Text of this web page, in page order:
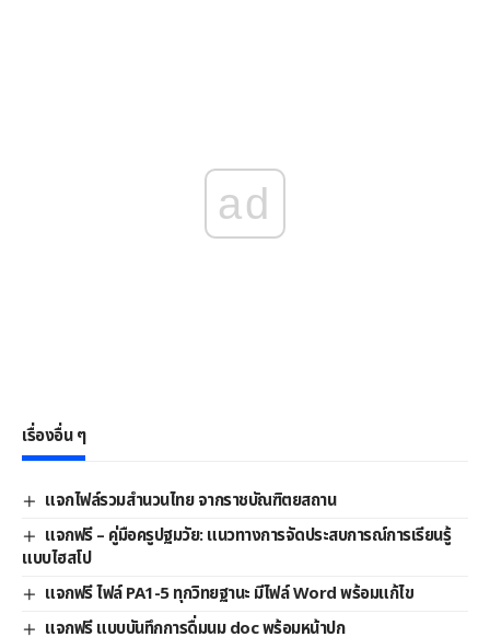
ad
เรื่องอื่น ๆ
แจกไฟล์รวมสำนวนไทย จากราชบัณฑิตยสถาน
แจกฟรี – คู่มือครูปฐมวัย: แนวทางการจัดประสบการณ์การเรียนรู้
แบบไฮสโป
แจกฟรี ไฟล์ PA1-5 ทุกวิทยฐานะ มีไฟล์ Word พร้อมแก้ไข
แจกฟรี แบบบันทึกการดื่มนม doc พร้อมหน้าปก